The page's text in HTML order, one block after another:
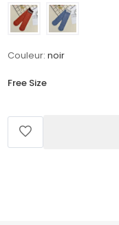
Couleur: noir
Free Size